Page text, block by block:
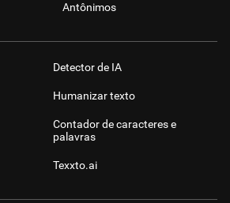
Antônimos
Detector de IA
Humanizar texto
Contador de caracteres e
palavras
Texxto.ai